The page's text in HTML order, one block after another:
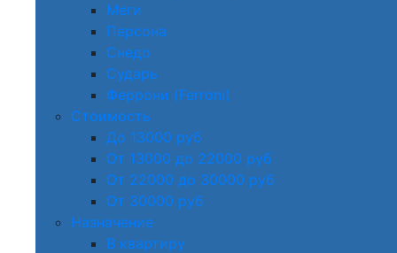
Меги
Персона
Снедо
Сударь
Феррони (Ferroni)
Стоимость
До 13000 руб
От 13000 до 22000 руб
От 22000 до 30000 руб
От 30000 руб
Назначение
В квартиру